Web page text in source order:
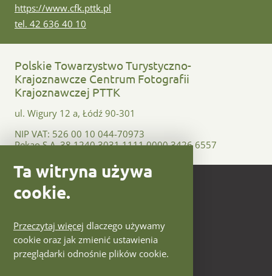
Ta witryna używa
cookie.
Przeczytaj więcej dlaczego używamy
cookie oraz jak zmienić ustawienia
przeglądarki odnośnie plików cookie.
www:
https://www.cfk.pttk.pl
tel:
tel. 42 636 40 10
Polskie Towarzystwo Turystyczno-
Krajoznawcze Centrum Fotografii
Krajoznawczej PTTK
ul. Wigury 12 a, Łódź 90-301
NIP VAT: 526 00 10 044-70973
Pekao S.A. 38 1240 3031 1111 0000 3426 6557
Polityka prywatności
Deklaracja dostępności
Mapa witryny